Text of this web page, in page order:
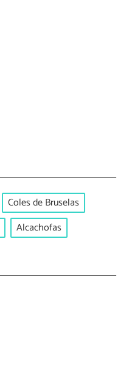
Coles de Bruselas
Alcachofas